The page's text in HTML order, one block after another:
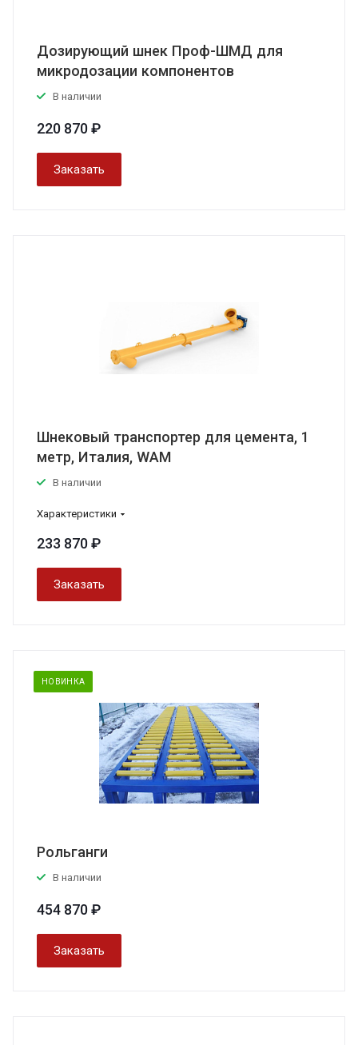
Дозирующий шнек Проф-ШМД для
микродозации компонентов
В наличии
220 870 ₽
Заказать
Шнековый транспортер для цемента, 1
метр, Италия, WAM
В наличии
Характеристики
233 870 ₽
Заказать
НОВИНКА
Рольганги
В наличии
454 870 ₽
Заказать